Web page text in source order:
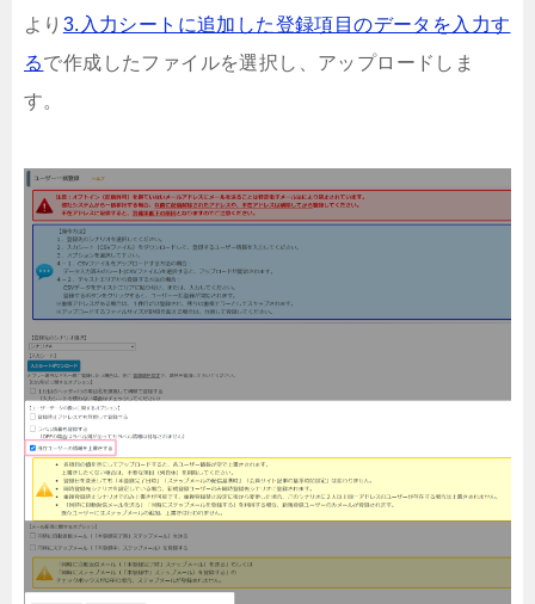
より 3.入力シートに追加した登録項目のデータを入力す
るで作成したファイルを選択し、アップロードしま
す。